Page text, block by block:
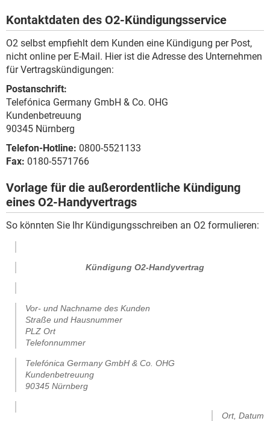
Kontaktdaten des O2-Kündigungsservice
O2 selbst empfiehlt dem Kunden eine Kündigung per Post,
nicht online per E-Mail. Hier ist die Adresse des Unternehmen
für Vertragskündigungen:
Postanschrift:
Telefónica Germany GmbH & Co. OHG
Kundenbetreuung
90345 Nürnberg
Telefon-Hotline: 0800-5521133
Fax: 0180-5571766
Vorlage für die außerordentliche Kündigung
eines O2-Handyvertrags
So könnten Sie Ihr Kündigungsschreiben an O2 formulieren:
Kündigung O2-Handyvertrag
Vor- und Nachname des Kunden
Straße und Hausnummer
PLZ Ort
Telefonnummer
Telefónica Germany GmbH & Co. OHG
Kundenbetreuung
90345 Nürnberg
Ort, Datum